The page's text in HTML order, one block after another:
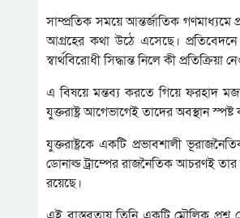
সাম্প্রতিক সময়ে আন্তর্জাতিক গণমাধ্যমে
আগ্রহের কথা উঠে এসেছে। প্রতিবেদনে
স্বার্থবিরোধী সিদ্ধান্ত নিলে কী
এ বিষয়ে মন্তব্য করতে গিয়ে ফরহাদ
যুক্তরাষ্ট্র আগেভাগেই তাদের অবস্থান
যুক্তরাষ্ট্রকে একটি প্রভাবশালী
ডোনাল্ড ট্রাম্পের রাজনৈতিক আচরণই
রয়েছে।